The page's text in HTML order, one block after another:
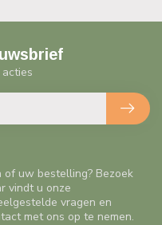
uw bestelling? Bezoek
vindt u onze
vragen en
met ons op te nemen.